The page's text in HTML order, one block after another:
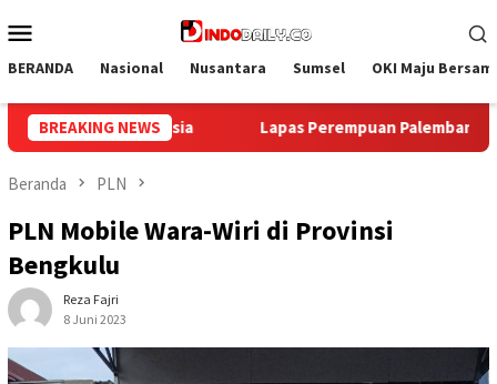
ke
Mobile
BERANDA Nasional Nusantara Sumsel OKI Maju
BREAKING NEWS
Gelar Aksi Bersih Kemerdekaan, Kobarkan
Beranda PLN
PLN Mobile Wara-Wiri di Provinsi
Bengkulu
Reza Fajri
8 Juni 2023